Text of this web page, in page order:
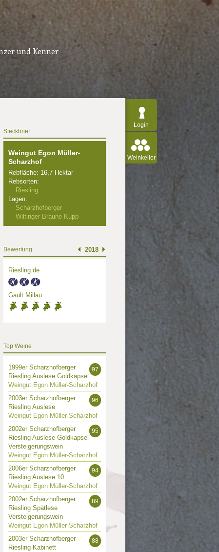
und Kenner
Login
Weinkeller
Steckbrief
Weingut Egon Müller-
Scharzhof
Rebfläche: 16,7 Hektar
Rebsorten:
Riesling
Lagen:
Scharzhofberger
Wiltinger Braune Kupp
Bewertung 2018
Riesling.de
Gault Millau
Top Weine
97
1999er Scharzhofberger
Riesling Auslese Goldkapsel
Weingut Egon Müller-Scharzhof
96
2003er Scharzhofberger
Riesling Auslese
Weingut Egon Müller-Scharzhof
95
2002er Scharzhofberger
Riesling Auslese Goldkapsel
Versteigerungswein
Weingut Egon Müller-Scharzhof
94
2006er Scharzhofberger
Riesling Auslese 10
Weingut Egon Müller-Scharzhof
89
2002er Scharzhofberger
Riesling Spätlese
Versteigerungswein
Weingut Egon Müller-Scharzhof
88
2003er Scharzhofberger
Riesling Kabinett